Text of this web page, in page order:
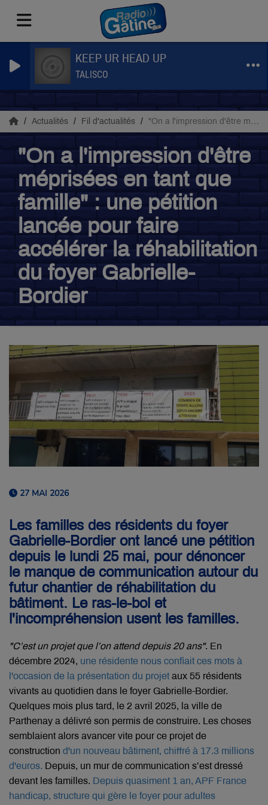
KEEP UR HEAD UP
TALISCO
Actualités Fil d'actualités "On a l'impression d'être méprisées en tant que famille" : une pétition lancée pour faire accélérer la réhabilitation du foyer Gabrielle-Bordier
"On a l'impression d'être
méprisées en tant que
famille" : une pétition
lancée pour faire
accélérer la réhabilitation
du foyer Gabrielle-
Bordier
27 MAI 2026
Les familles des résidents du foyer
Gabrielle-Bordier ont lancé une pétition
depuis le lundi 25 mai, pour dénoncer
le manque de communication autour du
futur chantier de réhabilitation du
bâtiment. Le ras-le-bol et
l'incompréhension usent les familles.
"C’est un projet que l’on attend depuis 20 ans". En
décembre 2024, une résidente nous confiait ces mots à
l'occasion de la présentation du projet aux 55 résidents
vivants au quotidien dans le foyer Gabrielle-Bordier.
Quelques mois plus tard, le 2 avril 2025, la ville de
Parthenay a délivré son permis de construire. Les choses
semblaient alors avancer vite pour ce projet de
construction d'un nouveau bâtiment, chiffré à 17.3 millions
d'euros. Depuis, un mur de communication s’est dressé
devant les familles. Depuis quasiment 1 an, APF France
handicap, structure qui gère le foyer pour adultes